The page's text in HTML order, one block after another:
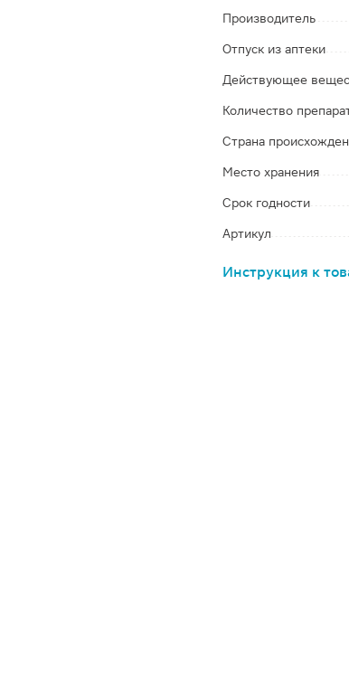
Производитель
Отпуск из аптеки
Действующее
Количество
Страна
Место хранения
Срок годности
Артикул
Инструкция к